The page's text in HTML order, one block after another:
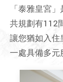
「泰雅皇宮
共規劃有112
讓您猶如入住
一處具備多元